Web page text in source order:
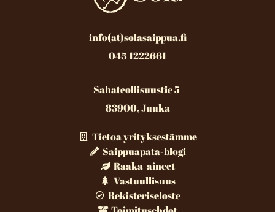
info(at)solasaippua.fi
045 1222661
Sahateollisuustie 5
83900, Juuka
Tietoa yrityksestämme
Saippuapata-blogi
Raaka-aineet
Vastuullisuus
Rekisteriseloste